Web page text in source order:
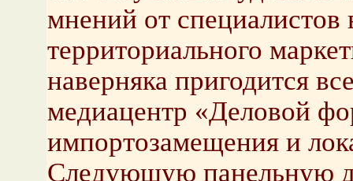
мнений от
территориального
наверняка пригодится
медиацентр «Деловой
импортозамещения и
Следующую панельную